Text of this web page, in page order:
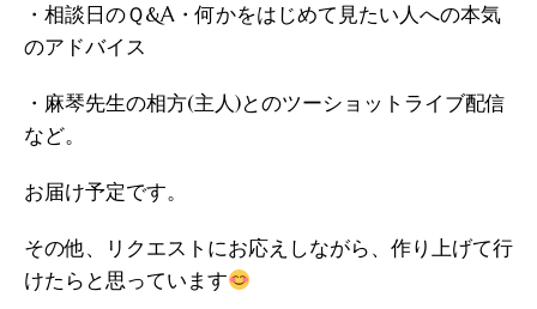
・相談日のＱ&A・何かをはじめて見たい人への本気
のアドバイス
・麻琴先生の相方(主人)とのツーショットライブ配信
など。
お届け予定です。
その他、リクエストにお応えしながら、作り上げて行
けたらと思っています